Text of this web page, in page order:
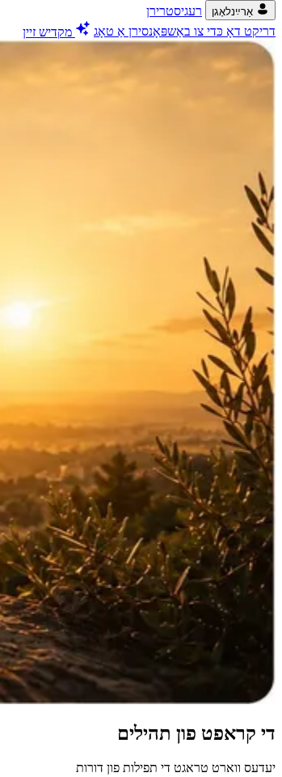
אַרײַנלאָגן
רעגיסטרירן
דריקט דאָ כּדי צו באַשפּאָנסירן אַ טאָג
מקדיש זיין
די קראפט פון תהילים
יעדעס ווארט טראגט די תפילות פון דורות